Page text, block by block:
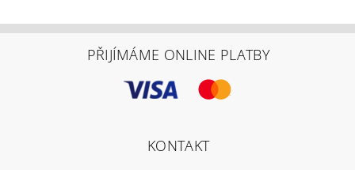
PŘIJÍMÁME ONLINE PLATBY
KONTAKT